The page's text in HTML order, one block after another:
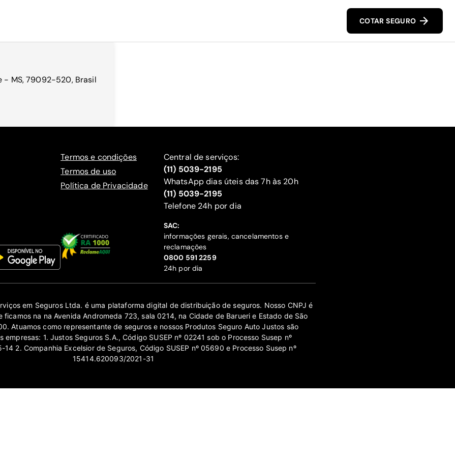
COTAR SEGURO
- MS, 79092-520, Brasil
Termos e condições
Termos de uso
Política de Privacidade
Central de serviços:
(11) 5039-2195
WhatsApp dias úteis das 7h às 20h
(11) 5039-2195
‍Telefone 24h por dia
SAC:
informações gerais, cancelamentos e
reclamações
‍0800 591 2259
24h por dia
em Seguros Ltda. é uma plataforma digital de distribuição de seguros. Nosso CNPJ é
na na Avenida Andromeda 723, sala 0214, na Cidade de Barueri e Estado de São
Atuamos como representante de seguros e nossos Produtos Seguro Auto Justos são
empresas: 1. Justos Seguros S.A., Código SUSEP nº 02241 sob o Processo Susep nº
2. Companhia Excelsior de Seguros, Código SUSEP nº 05690 e Processo Susep nº
15414.620093/2021-31